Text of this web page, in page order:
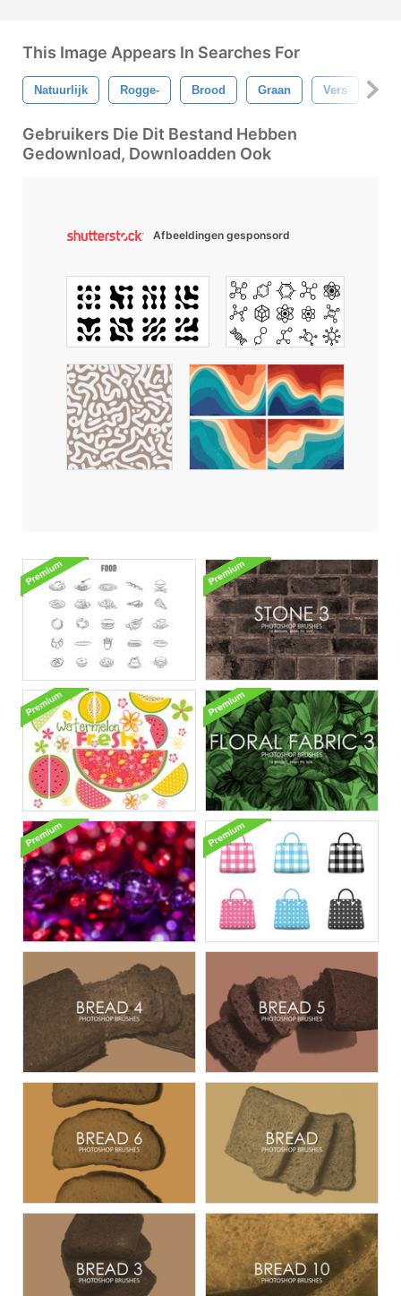
This Image Appears In Searches For
Natuurlijk Rogge- Brood Graan Vers
Gebruikers Die Dit Bestand Hebben
Gedownload, Downloadden Ook
Afbeeldingen gesponsord